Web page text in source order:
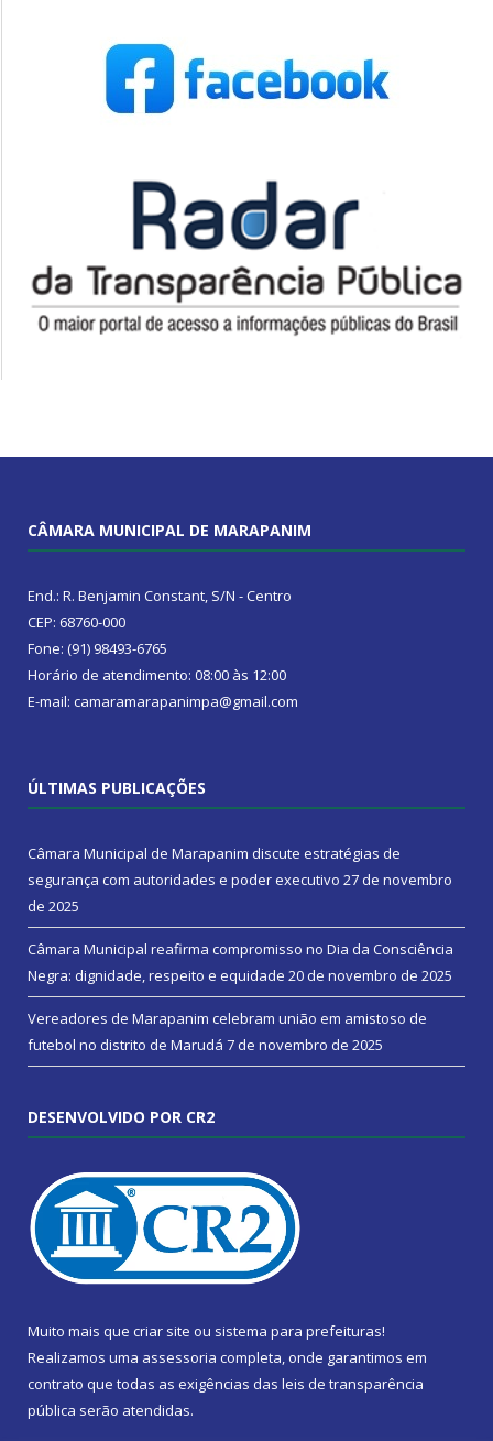
CÂMARA MUNICIPAL DE MARAPANIM
End.: R. Benjamin Constant, S/N - Centro
CEP: 68760-000
Fone: (91) 98493-6765
Horário de atendimento: 08:00 às 12:00
E-mail: camaramarapanimpa@gmail.com
ÚLTIMAS PUBLICAÇÕES
Câmara Municipal de Marapanim discute estratégias de
segurança com autoridades e poder executivo 27 de novembro
de 2025
Câmara Municipal reafirma compromisso no Dia da Consciência
Negra: dignidade, respeito e equidade 20 de novembro de 2025
Vereadores de Marapanim celebram união em amistoso de
futebol no distrito de Marudá 7 de novembro de 2025
DESENVOLVIDO POR CR2
Muito mais que criar site ou sistema para prefeituras!
Realizamos uma assessoria completa, onde garantimos em
contrato que todas as exigências das leis de transparência
pública serão atendidas.